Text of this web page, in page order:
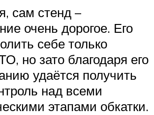
сам стенд –
очень дорогое. Его
себе только
но зато благодаря его
удаётся получить
над всеми
этапами обкатки.